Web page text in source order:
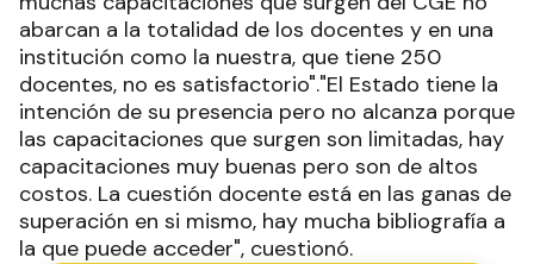
abarcan a la totalidad de los docentes y en una
institución como la nuestra, que tiene 250
docentes, no es satisfactorio"."El Estado tiene la
intención de su presencia pero no alcanza porque
las capacitaciones que surgen son limitadas, hay
capacitaciones muy buenas pero son de altos
costos. La cuestión docente está en las ganas de
superación en si mismo, hay mucha bibliografía a
la que puede acceder", cuestionó.